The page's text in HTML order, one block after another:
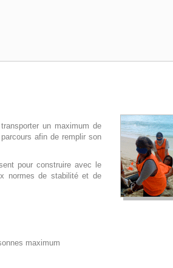
un maximum de
afin de remplir son
pour construire avec le
normes de stabilité et de
maximum